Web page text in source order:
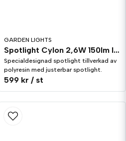
GARDEN LIGHTS
Spotlight Cylon 2,6W 150lm IP44
Specialdesignad spotlight tillverkad av
polyresin med justerbar spotlight.
599 kr / st